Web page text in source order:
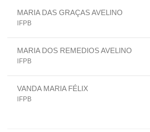
MARIA DAS GRAÇAS AVELINO
IFPB
MARIA DOS REMEDIOS AVELINO
IFPB
VANDA MARIA FÉLIX
IFPB